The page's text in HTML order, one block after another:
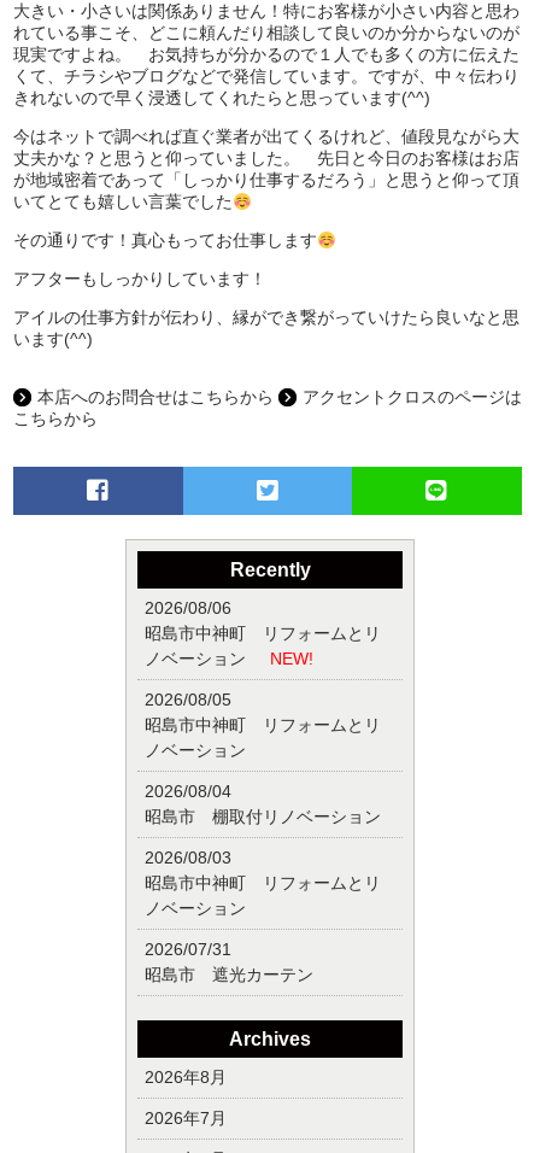
大きい・小さいは関係ありません！特にお客様が小さい内容と思わ
れている事こそ、どこに頼んだり相談して良いのか分からないのが
現実ですよね。 お気持ちが分かるので１人でも多くの方に伝えた
くて、チラシやブログなどで発信しています。ですが、中々伝わり
きれないので早く浸透してくれたらと思っています(^^)
今はネットで調べれば直ぐ業者が出てくるけれど、値段見ながら大
丈夫かな？と思うと仰っていました。 先日と今日のお客様はお店
が地域密着であって「しっかり仕事するだろう」と思うと仰って頂
いてとても嬉しい言葉でした
その通りです！真心もってお仕事します
アフターもしっかりしています！
アイルの仕事方針が伝わり、縁ができ繋がっていけたら良いなと思
います(^^)
本店へのお問合せはこちらから
アクセントクロスのページは
こちらから
Recently
2026/08/06
昭島市中神町 リフォームとリ
ノベーション
NEW!
2026/08/05
昭島市中神町 リフォームとリ
ノベーション
2026/08/04
昭島市 棚取付リノベーション
2026/08/03
昭島市中神町 リフォームとリ
ノベーション
2026/07/31
昭島市 遮光カーテン
Archives
2026年8月
2026年7月